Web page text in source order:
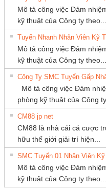
An Toàn
Contact
– PSR-
SCP-
FSP/2X1/1X2
sát chuỗi
tấm pin
16I+
(2502520000)
Bộ giám sát
tấm pin
TRANSCLINIC
1K5 L
Bộ chỉnh lưu
điện
BKE 1K5.4
TY TNHH
MARINE
CÔNG TY
PHẦN
TIẾN
Ty TNHH
Bị Điện Nam
Thịnh
TM-DV
THANH
Mô tả công việc Đảm
kỹ thuật của Công ty theo...
Tuyển Nhanh Nhân Viên Kỹ
Mô tả công việc Đảm
kỹ thuật của Công ty theo...
Mô tả công việc Đảm
phòng kỹ thuật của Công
CM88 jp net
CM88 là nhà cái cá cược
hữu thế giới giải trí hiện...
SMC Tuyển 01 Nhân Viên Kỹ
Mô tả công việc Đảm
kỹ thuật của Công ty theo...